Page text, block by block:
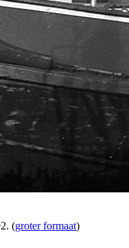
(groter formaat)